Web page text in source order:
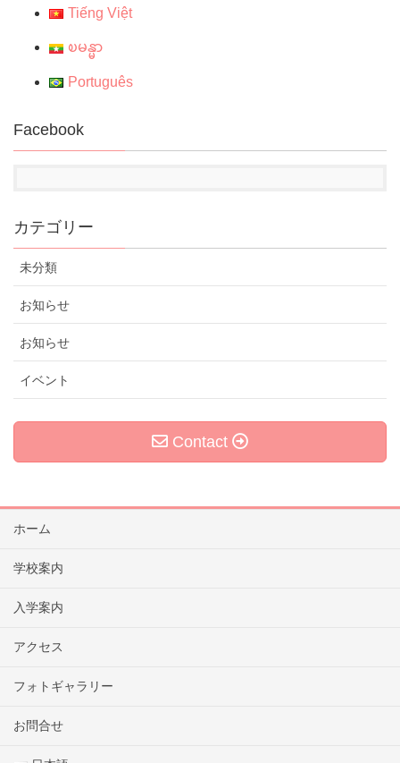
Tiếng Việt
ၿမန္မာ
Português
Facebook
カテゴリー
未分類
お知らせ
お知らせ
イベント
Contact
ホーム
学校案内
入学案内
アクセス
フォトギャラリー
お問合せ